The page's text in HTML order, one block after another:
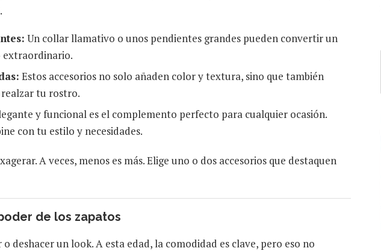
Un collar llamativo o unos pendientes grandes pueden convertir un
extraordinario.
Estos accesorios no solo añaden color y textura, sino que también
tu rostro.
y funcional es el complemento perfecto para cualquier ocasión.
con tu estilo y necesidades.
A veces, menos es más. Elige uno o dos accesorios que destaquen
de los zapatos
deshacer un look. A esta edad, la comodidad es clave, pero eso no